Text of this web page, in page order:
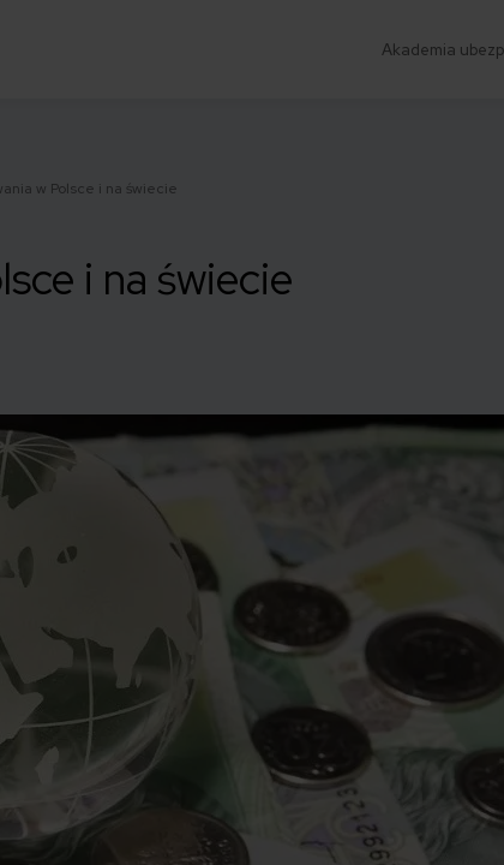
Akademia
w Polsce i na świecie
i na świecie